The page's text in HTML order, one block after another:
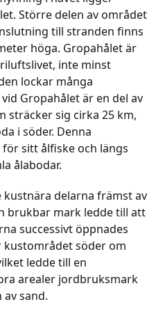
go
to
the
first
slide
Större delen av området
till stranden finns
höga. Gropahålet är
inte minst
lockar många
Gropahålet är en del av
sträcker sig cirka 25 km,
i söder. Denna
sitt ålfiske och längs
ålabodar.
delarna främst av
brukbar mark ledde till att
successivt öppnades
kustområdet söder om
ledde till en
arealer jordbruksmark
sand.